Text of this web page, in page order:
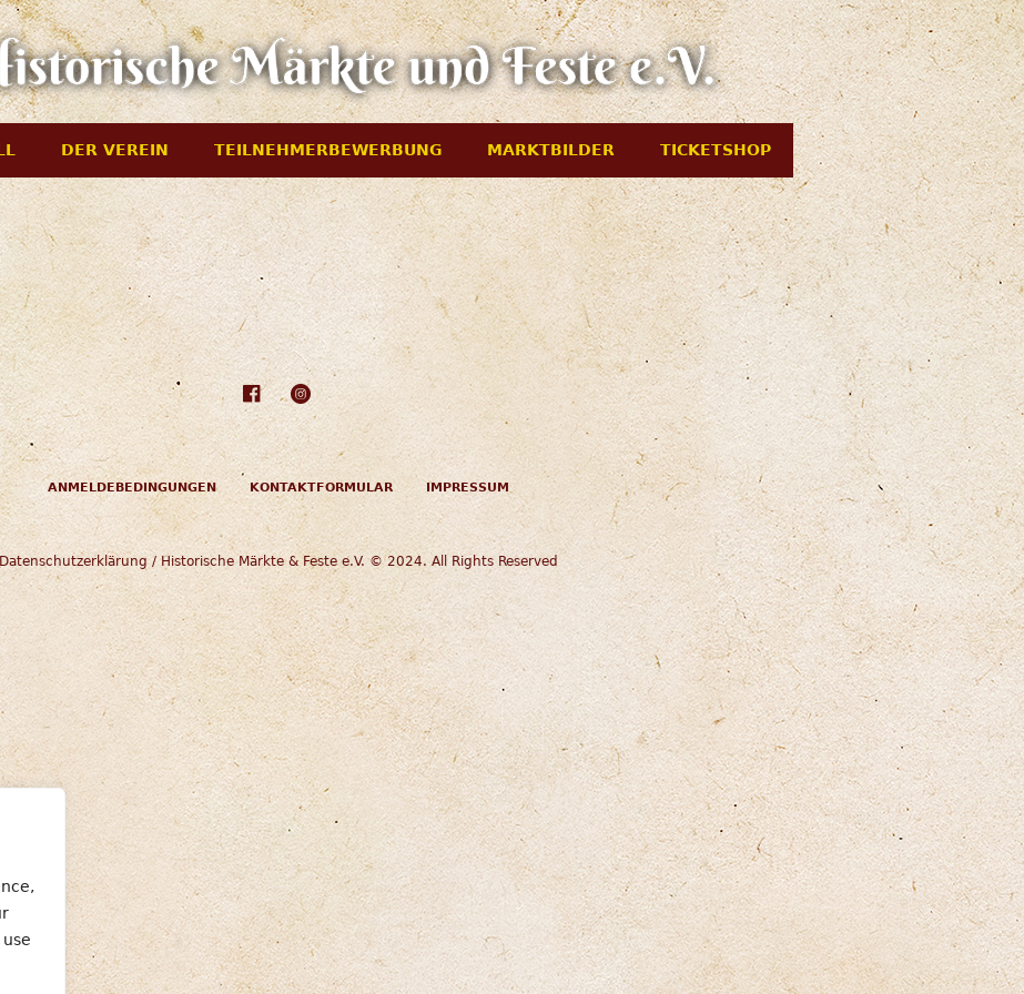
DER VEREIN TEILNEHMERBEWERBUNG MARKTBILDER TICKETSHOP
ANMELDEBEDINGUNGEN KONTAKTFORMULAR IMPRESSUM
Datenschutzerklärung/ Historische Märkte & Feste e.V. © 2024. All Rights Reserved